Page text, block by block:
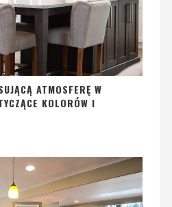
ATMOSFERĘ W
KOLORÓW I